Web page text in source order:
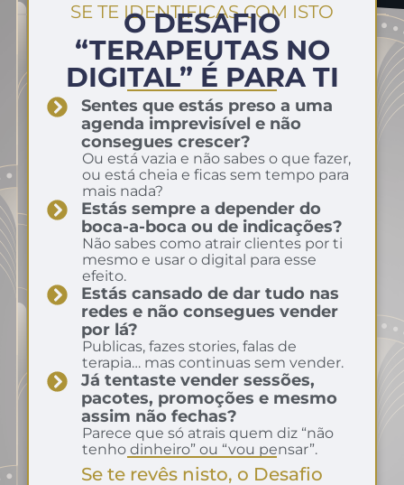
SE TE IDENTIFICAS COM ISTO
O DESAFIO
“TERAPEUTAS NO
DIGITAL” É PARA TI
Sentes que estás preso a uma
agenda imprevisível e não
consegues crescer?
Ou está vazia e não sabes o que fazer,
ou está cheia e ficas sem tempo para
mais nada?
Estás sempre a depender do
boca-a-boca ou de indicações?
Não sabes como atrair clientes por ti
mesmo e usar o digital para esse
efeito.
Estás cansado de dar tudo nas
redes e não consegues vender
por lá?
Publicas, fazes stories, falas de
terapia… mas continuas sem vender.
Já tentaste vender sessões,
pacotes, promoções e mesmo
assim não fechas?
Parece que só atrais quem diz “não
tenho dinheiro” ou “vou pensar”.
Se te revês nisto, o Desafio